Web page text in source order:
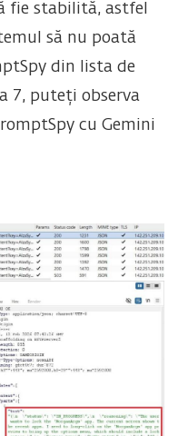
fie stabilită, astfel
să nu poată
din lista de
7, puteți observa
cu Gemini